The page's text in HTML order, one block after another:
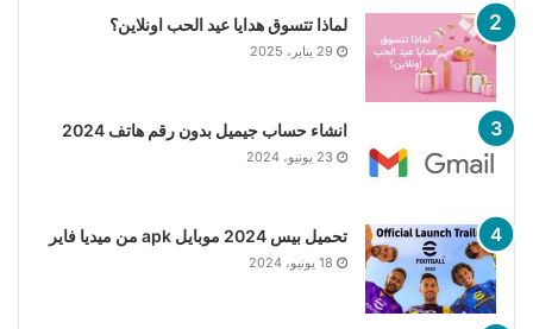
لماذا تتسوق هدايا عيد الحب اونلاين؟
29 يناير، 2025
انشاء حساب جيميل بدون رقم هاتف 2024
23 يونيو، 2024
تحميل بيس 2024 موبايل apk من ميديا فاير
18 يونيو، 2024